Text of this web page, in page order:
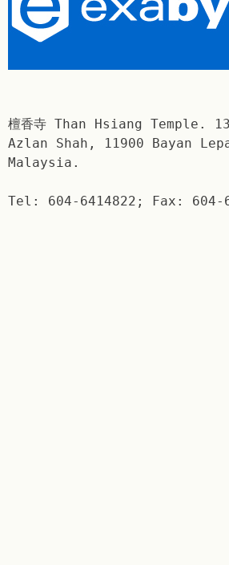
檀香寺 Than Hsiang Temple.
Azlan Shah, 11900 Bayan
Malaysia.
Tel: 604-6414822; Fax: 604-